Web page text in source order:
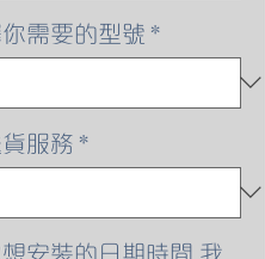
需要的型號 *
服務 *
安裝的日期時間 我